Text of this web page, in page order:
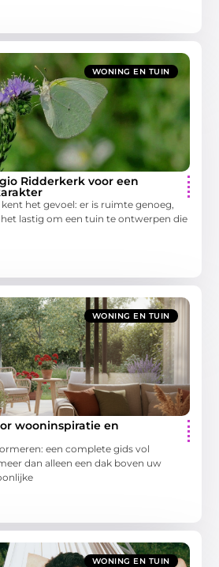
WONING EN TUIN
Ridderkerk voor een
het gevoel: er is ruimte genoeg,
lastig om een tuin te ontwerpen die
WONING EN TUIN
wooninspiratie en
een complete gids vol
dan alleen een dak boven uw
WONING EN TUIN